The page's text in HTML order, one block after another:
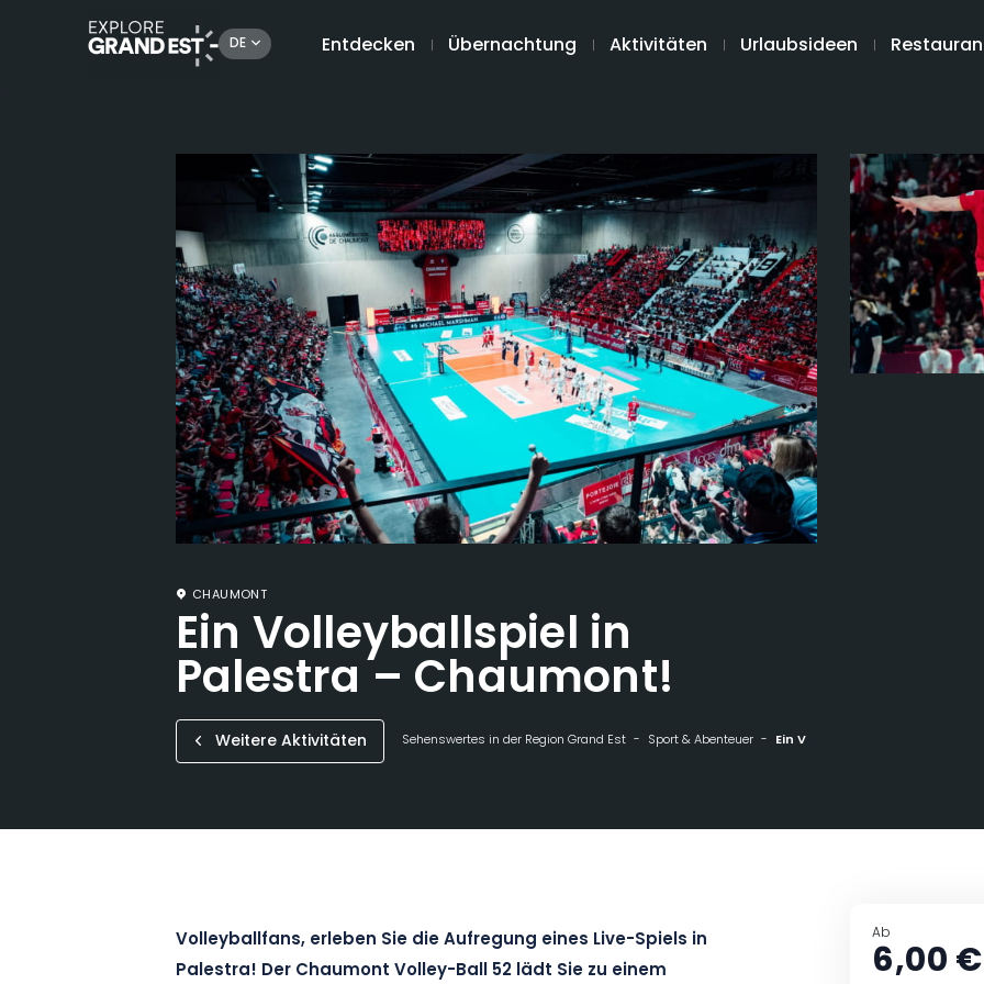
DE Entdecken Übernachtung Aktivitäten Urlaubsideen
CHAUMONT
Ein Volleyballspiel in
Palestra – Chaumont!
Weitere Aktivitäten Sehenswertes in der Region Grand Est Sport & Abenteuer Ein Volleyballspiel in Palestra - Chaumont!
Volleyballfans, erleben Sie die Aufregung eines Live-Spiels in
Palestra! Der Chaumont Volley-Ball 52 lädt Sie zu einem
Ab
6,00 €